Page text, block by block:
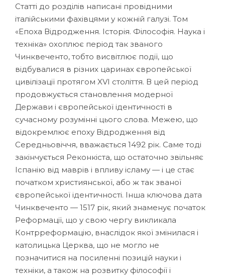
Статті до розділів написані провідними
італійськими фахівцями у кожній галузі. Том
«Епоха Відродження. Історія. Філософія. Наука і
техніка» охоплює період так званого
Чинквеченто, тобто висвітлює події, що
відбувалися в різних царинах європейської
цивілізації протягом XVІ століття. В цей період
продовжується становлення модерної
Держави і європейської ідентичності в
сучасному розумінні цього слова. Межею, що
відокремлює епоху Відродження від
Середньовіччя, вважається 1492 рік. Саме тоді
закінчується Реконкіста, що остаточно звільняє
Іспанію від маврів і впливу ісламу — і це стає
початком християнської, або ж так званої
європейської ідентичності. Інша ключова дата
Чинквеченто — 1517 рік, який знаменує початок
Реформації, що у свою чергу викликала
Контрреформацію, внаслідок якої змінилася і
католицька Церква, що не могло не
позначитися на посиленні позицій науки і
техніки, а також на розвитку філософії і